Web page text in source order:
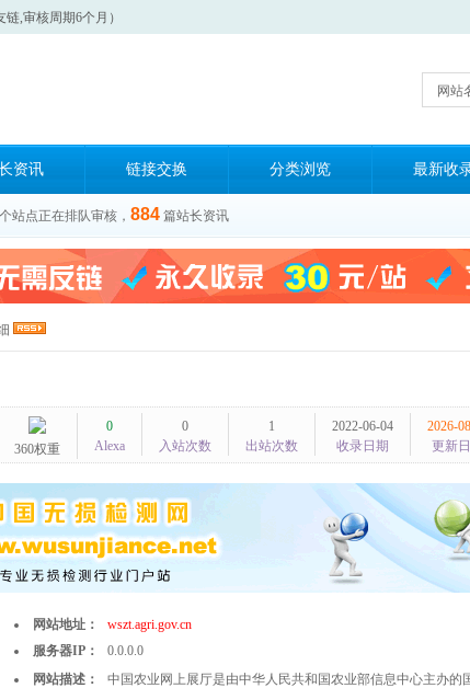
,审核周期6个月）
网站
资讯 链接交换 分类浏览 最新收
个站点正在排队审核， 884 篇站长资讯
360权重
0
Alexa
0
入站次数
1
出站次数
2022-06-04
收录日期
2026-
更新
网站地址：
wszt.agri.gov.cn
服务器IP：
0.0.0.0
网站描述：
中国农业网上展厅是由中华人民共和国农业部信息中心主办的